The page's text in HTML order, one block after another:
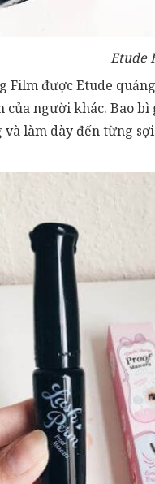
Etude
Film được Etude
người khác. Bao
làm dày đến từng